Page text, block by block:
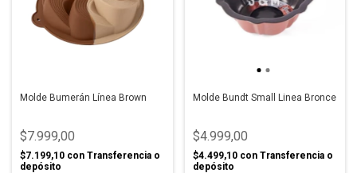
Molde Bumerán Línea Brown
$7.999,00
$7.199,10 con Transferencia o
depósito
Molde Bundt Small Linea Bronce
$4.999,00
$4.499,10 con Transferencia o
depósito